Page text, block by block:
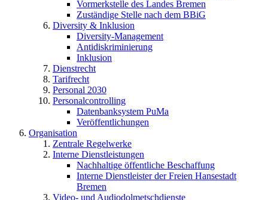
Vormerkstelle des Landes Bremen
Zuständige Stelle nach dem BBiG
Diversity & Inklusion
Diversity-Management
Antidiskriminierung
Inklusion
Dienstrecht
Tarifrecht
Personal 2030
Personalcontrolling
Datenbanksystem PuMa
Veröffentlichungen
Organisation
Zentrale Regelwerke
Interne Dienstleistungen
Nachhaltige öffentliche Beschaffung
Interne Dienstleister der Freien Hansestadt
Bremen
Video- und Audiodolmetschdienste